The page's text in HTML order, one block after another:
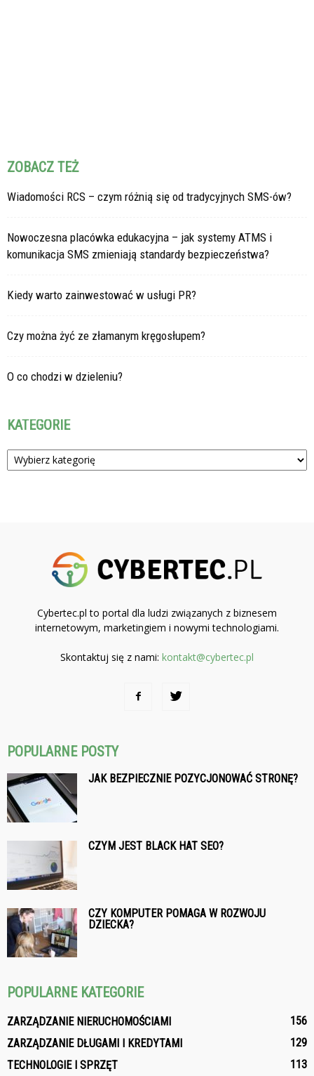
ZOBACZ TEŻ
Wiadomości RCS – czym różnią się od tradycyjnych SMS-ów?
Nowoczesna placówka edukacyjna – jak systemy ATMS i
komunikacja SMS zmieniają standardy bezpieczeństwa?
Kiedy warto zainwestować w usługi PR?
Czy można żyć ze złamanym kręgosłupem?
O co chodzi w dzieleniu?
KATEGORIE
Kategorie
Cybertec.pl to portal dla ludzi związanych z biznesem
internetowym, marketingiem i nowymi technologiami.
Skontaktuj się z nami: kontakt@cybertec.pl
POPULARNE POSTY
JAK BEZPIECZNIE POZYCJONOWAĆ STRONĘ?
CZYM JEST BLACK HAT SEO?
CZY KOMPUTER POMAGA W ROZWOJU
DZIECKA?
POPULARNE KATEGORIE
ZARZĄDZANIE NIERUCHOMOŚCIAMI
156
ZARZĄDZANIE DŁUGAMI I KREDYTAMI
129
TECHNOLOGIE I SPRZĘT
113